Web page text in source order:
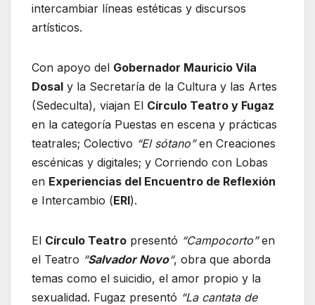
intercambiar líneas estéticas y discursos
artísticos.
Con apoyo del Gobernador Mauricio Vila
Dosal y la Secretaría de la Cultura y las Artes
(Sedeculta), viajan El Círculo Teatro y Fugaz
en la categoría Puestas en escena y prácticas
teatrales; Colectivo “El sótano”en Creaciones
escénicas y digitales; y Corriendo con Lobas
en Experiencias del Encuentro de Reflexión
e Intercambio (ERI).
El Círculo Teatro presentó “Campocorto”en
el Teatro “Salvador Novo“, obra que aborda
temas como el suicidio, el amor propio y la
sexualidad. Fugaz presentó “La cantata de